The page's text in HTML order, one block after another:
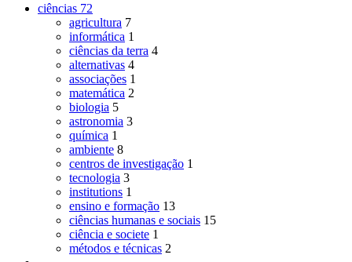
ciências 72
agricultura 7
informática 1
ciências da terra 4
alternativas 4
associações 1
matemática 2
biologia 5
astronomia 3
química 1
ambiente 8
centros de investigação 1
tecnologia 3
institutions 1
ensino e formação 13
ciências humanas e sociais 15
ciência e societe 1
métodos e técnicas 2